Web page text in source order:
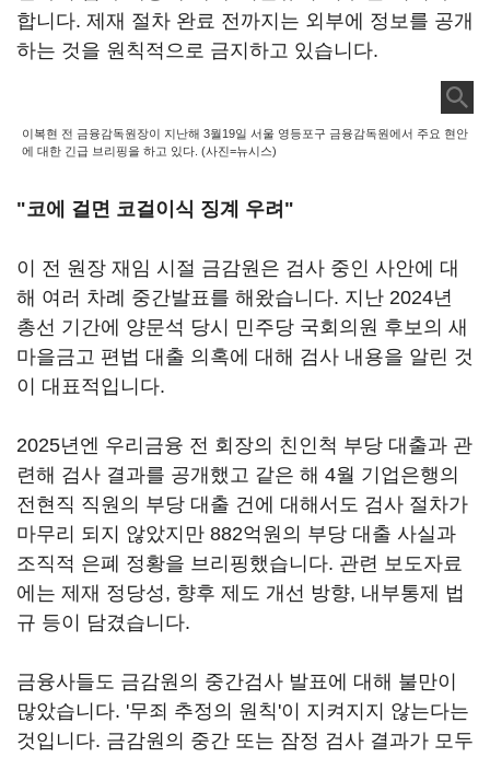
합니다. 제재 절차 완료 전까지는 외부에 정보를 공개
하는 것을 원칙적으로 금지하고 있습니다.
이복현 전 금융감독원장이 지난해 3월19일 서울 영등포구 금융감독원에서 주요 현안
에 대한 긴급 브리핑을 하고 있다. (사진=뉴시스)
"코에 걸면 코걸이식 징계 우려"
이 전 원장 재임 시절 금감원은 검사 중인 사안에 대
해 여러 차례 중간발표를 해왔습니다. 지난 2024년
총선 기간에 양문석 당시 민주당 국회의원 후보의 새
마을금고 편법 대출 의혹에 대해 검사 내용을 알린 것
이 대표적입니다.
2025년엔 우리금융 전 회장의 친인척 부당 대출과 관
련해 검사 결과를 공개했고 같은 해 4월 기업은행의
전현직 직원의 부당 대출 건에 대해서도 검사 절차가
마무리 되지 않았지만 882억원의 부당 대출 사실과
조직적 은폐 정황을 브리핑했습니다. 관련 보도자료
에는 제재 정당성, 향후 제도 개선 방향, 내부통제 법
규 등이 담겼습니다.
금융사들도 금감원의 중간검사 발표에 대해 불만이
많았습니다. '무죄 추정의 원칙'이 지켜지지 않는다는
것입니다. 금감원의 중간 또는 잠정 검사 결과가 모두